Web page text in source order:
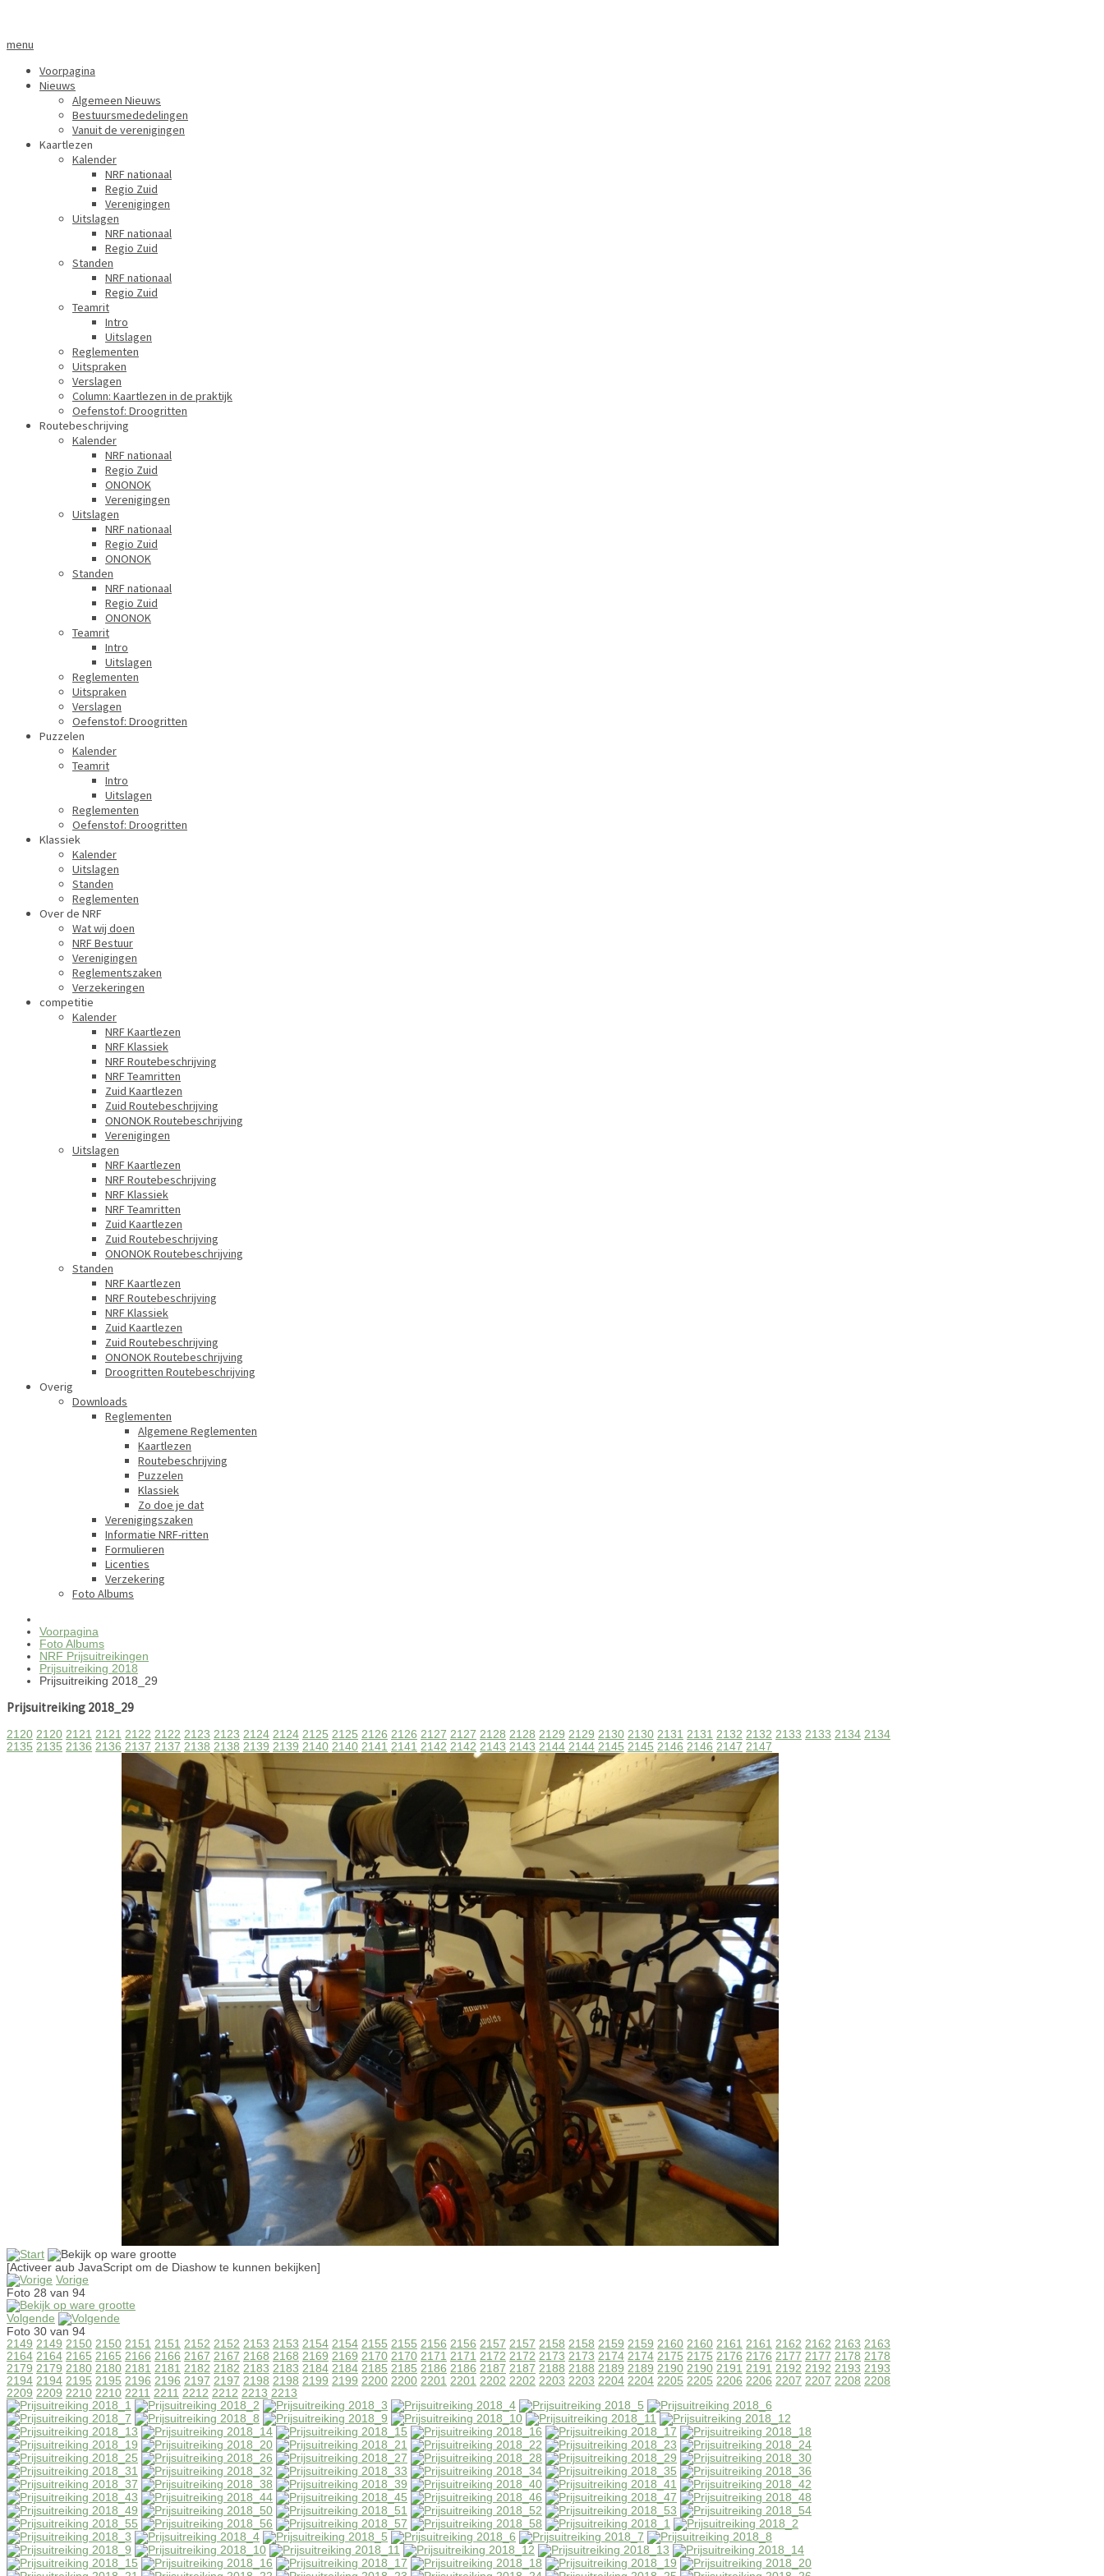
menu
Voorpagina
Nieuws
Algemeen Nieuws
Bestuursmededelingen
Vanuit de verenigingen
Kaartlezen
Kalender
NRF nationaal
Regio Zuid
Verenigingen
Uitslagen
NRF nationaal
Regio Zuid
Standen
NRF nationaal
Regio Zuid
Teamrit
Intro
Uitslagen
Reglementen
Uitspraken
Verslagen
Column: Kaartlezen in de praktijk
Oefenstof: Droogritten
Routebeschrijving
Kalender
NRF nationaal
Regio Zuid
ONONOK
Verenigingen
Uitslagen
NRF nationaal
Regio Zuid
ONONOK
Standen
NRF nationaal
Regio Zuid
ONONOK
Teamrit
Intro
Uitslagen
Reglementen
Uitspraken
Verslagen
Oefenstof: Droogritten
Puzzelen
Kalender
Teamrit
Intro
Uitslagen
Reglementen
Oefenstof: Droogritten
Klassiek
Kalender
Uitslagen
Standen
Reglementen
Over de NRF
Wat wij doen
NRF Bestuur
Verenigingen
Reglementszaken
Verzekeringen
competitie
Kalender
NRF Kaartlezen
NRF Klassiek
NRF Routebeschrijving
NRF Teamritten
Zuid Kaartlezen
Zuid Routebeschrijving
ONONOK Routebeschrijving
Verenigingen
Uitslagen
NRF Kaartlezen
NRF Routebeschrijving
NRF Klassiek
NRF Teamritten
Zuid Kaartlezen
Zuid Routebeschrijving
ONONOK Routebeschrijving
Standen
NRF Kaartlezen
NRF Routebeschrijving
NRF Klassiek
Zuid Kaartlezen
Zuid Routebeschrijving
ONONOK Routebeschrijving
Droogritten Routebeschrijving
Overig
Downloads
Reglementen
Algemene Reglementen
Kaartlezen
Routebeschrijving
Puzzelen
Klassiek
Zo doe je dat
Verenigingszaken
Informatie NRF-ritten
Formulieren
Licenties
Verzekering
Foto Albums
Voorpagina
Foto Albums
NRF Prijsuitreikingen
Prijsuitreiking 2018
Prijsuitreiking 2018_29
Prijsuitreiking 2018_29
2120 2120 2121 2121 2122 2122 2123 2123 2124 2124 2125 2125 2126 2126 2127 2127 2128 2128 2129 2129 2130 2130 2131 2131 2132 2132 2133 2133 2134 2134
2135 2135 2136 2136 2137 2137 2138 2138 2139 2139 2140 2140 2141 2141 2142 2142 2143 2143 2144 2144 2145 2145 2146 2146 2147 2147
[Activeer aub JavaScript om de Diashow te kunnen bekijken]
Vorige
Foto 28 van 94
Volgende
Foto 30 van 94
2149 2149 2150 2150 2151 2151 2152 2152 2153 2153 2154 2154 2155 2155 2156 2156 2157 2157 2158 2158 2159 2159 2160 2160 2161 2161 2162 2162 2163 2163
2164 2164 2165 2165 2166 2166 2167 2167 2168 2168 2169 2169 2170 2170 2171 2171 2172 2172 2173 2173 2174 2174 2175 2175 2176 2176 2177 2177 2178 2178
2179 2179 2180 2180 2181 2181 2182 2182 2183 2183 2184 2184 2185 2185 2186 2186 2187 2187 2188 2188 2189 2189 2190 2190 2191 2191 2192 2192 2193 2193
2194 2194 2195 2195 2196 2196 2197 2197 2198 2198 2199 2199 2200 2200 2201 2201 2202 2202 2203 2203 2204 2204 2205 2205 2206 2206 2207 2207 2208 2208
2209 2209 2210 2210 2211 2211 2212 2212 2213 2213